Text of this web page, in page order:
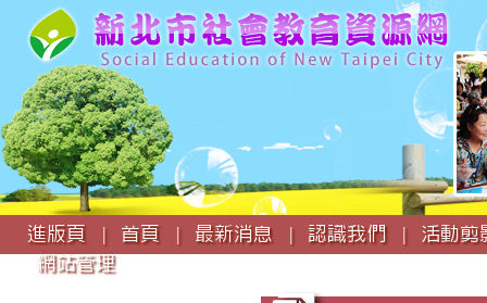
:::
進版頁 |
首頁 | 最新消息 | 認識我們 |
活動
網站管理